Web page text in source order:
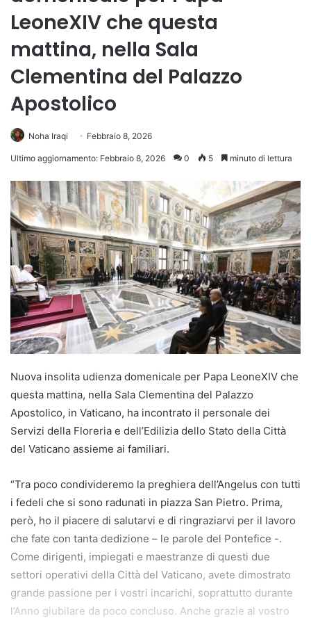
LeoneXIV che questa
mattina, nella Sala
Clementina del Palazzo
Apostolico
Noha Iraqi Febbraio 8, 2026
Ultimo aggiornamento: Febbraio 8, 2026 0 5 minuto di lettura
Nuova insolita udienza domenicale per Papa LeoneXIV che
questa mattina, nella Sala Clementina del Palazzo
Apostolico, in Vaticano, ha incontrato il personale dei
Servizi della Floreria e dell’Edilizia dello Stato della Città
del Vaticano assieme ai familiari.
“Tra poco condivideremo la preghiera dell’Angelus con tutti
i fedeli che si sono radunati in piazza San Pietro. Prima,
però, ho il piacere di salutarvi e di ringraziarvi per il lavoro
che fate con tanta dedizione – le parole del Pontefice -.
Come dirigenti, impiegati e maestranze di questi due
settori operativi della Città del Vaticano, avete dimostrato
grande passione per i vostri incarichi, soprattutto durante
l’Anno giubilare da poco concluso. Anche grazie al vostro